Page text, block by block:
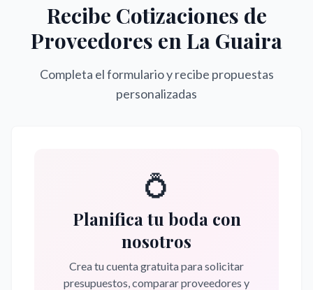
Recibe Cotizaciones de
Proveedores enLa Guaira
Completa el formulario y recibe propuestas
personalizadas
💍
Planifica tu boda con
nosotros
Crea tu cuenta gratuita para solicitar
presupuestos, comparar proveedores y